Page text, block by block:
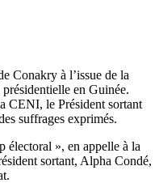
Conakry à l’issue de la
en Guinée.
CENI, le Président sortant
suffrages exprimés.
électoral », en appelle à la
sortant, Alpha Condé,